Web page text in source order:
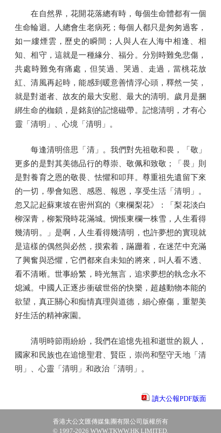
在自然界，花開花落總有時，每個生命體都有一個
生命輪迴。人總會生老病死；每個人都只是匆匆過客，
如一縷煙雲，歷史的瞬間；人與人在人海中相逢、相
知、相守，這就是一種緣分、福分。分別時難免悲傷，
共處時難免有痛處，但笑過、哭過、走過，當桃花放
紅、清風再起時，能感到暖意善情浮心頭，釋然一笑，
就是對逝者、故友的最大安慰、最大的清明。歲月是捆
綁生命的枷鎖，是銘刻的記憶磁帶。記憶清明，才有心
靈「清明」、心境「清明」。
每逢清明倍思「清」。我們對先祖敬和畏，「敬」
更多的是對其美德品行的尊崇、敬佩和致敬；「畏」則
是對養育之恩的敬畏、怯懼和叩拜。尊重祖先遺留下來
的一切，學會知恩、感恩、報恩，享受生活「清明」。
忽又記起蘇東坡在密州寫的《東欄梨花》：「梨花淡白
柳深青，柳絮飛時花滿城。惆悵東欄一株雪，人生看得
幾清明。」是啊，人生看得幾清明，也許夢想的實現就
是這樣的偶然與必然，摸索着，蹣跚着，在迷茫中充滿
了興奮與恐懼，它們都來自未知的將來，叫人看不透、
看不清晰。世事紛繁，時光無言，追求夢想的執念永不
熄滅。中國人正逐步衝破世俗的快樂，超越動物本能的
欲望，真正關心和痴情真理與道德，細心療傷，重塑美
好生活的精神家園。
清明時節雨紛紛，我們在追憶先祖和逝世的親人，
國家和民族也在追憶聖君、賢臣，崇尚和堅守天地「清
明」、心靈「清明」和政治「清明」。
讀大公報PDF版面
香港大公文匯傳媒集團有限公司版權所有
© 1997-2026 WWW.TKWW.HK LIMITED.